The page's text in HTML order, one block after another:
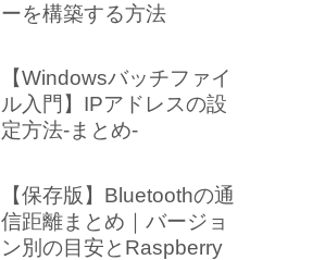
ーを構築する方法
【Windowsバッチファイ
ル入門】IPアドレスの設
定方法-まとめ-
【保存版】Bluetoothの通
信距離まとめ｜バージョ
ン別の目安とRaspberry